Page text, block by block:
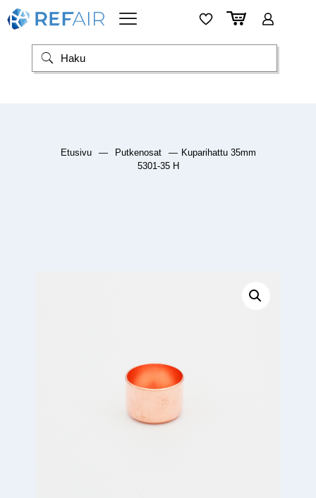
Etusivu — Putkenosat — Kuparihattu 35mm
5301-35 H